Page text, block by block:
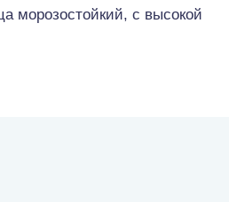
морозостойкий, с высокой